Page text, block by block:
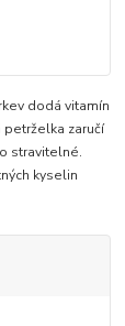
dodá vitamín
zaručí
stravitelné.
kyselin